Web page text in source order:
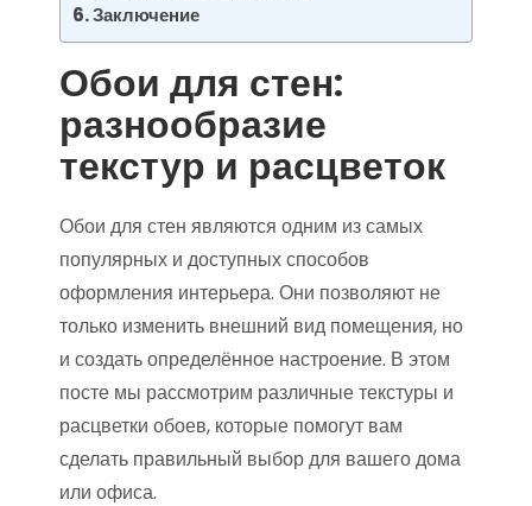
Заключение
Обои для стен:
разнообразие
текстур и расцветок
Обои для стен являются одним из самых
популярных и доступных способов
оформления интерьера. Они позволяют не
только изменить внешний вид помещения, но
и создать определённое настроение. В этом
посте мы рассмотрим различные текстуры и
расцветки обоев, которые помогут вам
сделать правильный выбор для вашего дома
или офиса.